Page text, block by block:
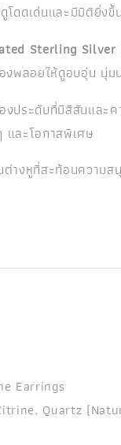
ดดเด่นและมีมิติยิ่งขึ้น
Sterling Silver
งพลอยให้ดูอบอุ่น นุ่ม
งประดับที่มีสีสันและ
และโอกาสพิเศษ
ต่างหูที่สะท้อนความส
Earrings
Quartz